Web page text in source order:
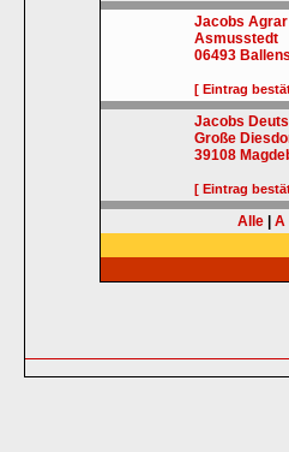
Jacobs Agrar
Asmusstedt
06493
[ Eintrag
Jacobs
Große
39108
[ Eintrag
Alle A